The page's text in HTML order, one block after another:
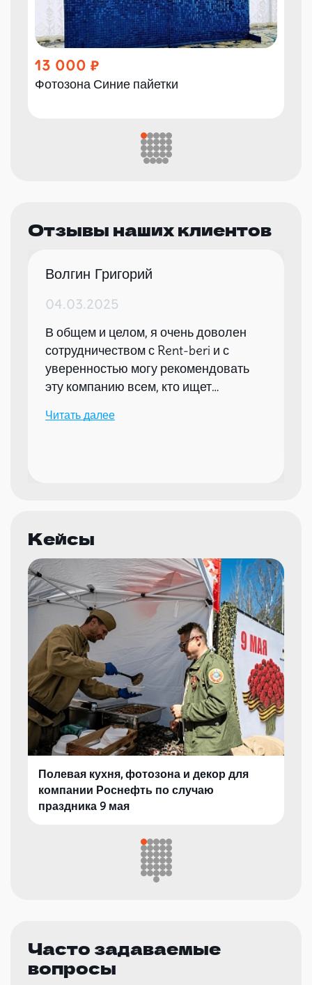
13 000
Фотозона Синие пайетки
Отзывы наших клиентов
Волгин Григорий
04.03.2025
В общем и целом, я очень доволен
сотрудничеством с Rent-beri и с
уверенностью могу рекомендовать
эту компанию всем, кто ищет
мероприятий.
Читать далее
Кейсы
Полевая кухня, фотозона и декор для
компании Роснефть по случаю
праздника 9 мая
Часто задаваемые
вопросы